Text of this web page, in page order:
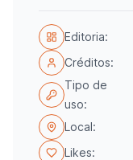
Editoria:
Créditos:
Tipo de
uso:
Local:
Likes: